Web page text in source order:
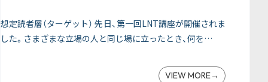
想定読者層（ターゲット） 先日、第一回LNT講座が開催されま
した。さまざまな立場の人と同じ場に立ったとき、何を…
VIEW MORE